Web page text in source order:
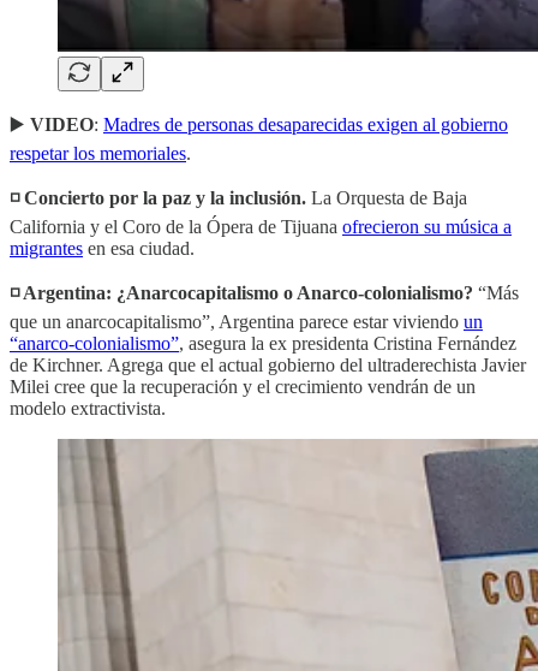
▶️ VIDEO: Madres de personas desaparecidas exigen al gobierno
respetar los memoriales.
◽️ Concierto por la paz y la inclusión. La Orquesta de Baja
California y el Coro de la Ópera de Tijuana ofrecieron su música a
migrantes en esa ciudad.
◽️ Argentina: ¿Anarcocapitalismo o Anarco-colonialismo? “Más
que un anarcocapitalismo”, Argentina parece estar viviendo un
“anarco-colonialismo”, asegura la ex presidenta Cristina Fernández
de Kirchner. Agrega que el actual gobierno del ultraderechista Javier
Milei cree que la recuperación y el crecimiento vendrán de un
modelo extractivista.